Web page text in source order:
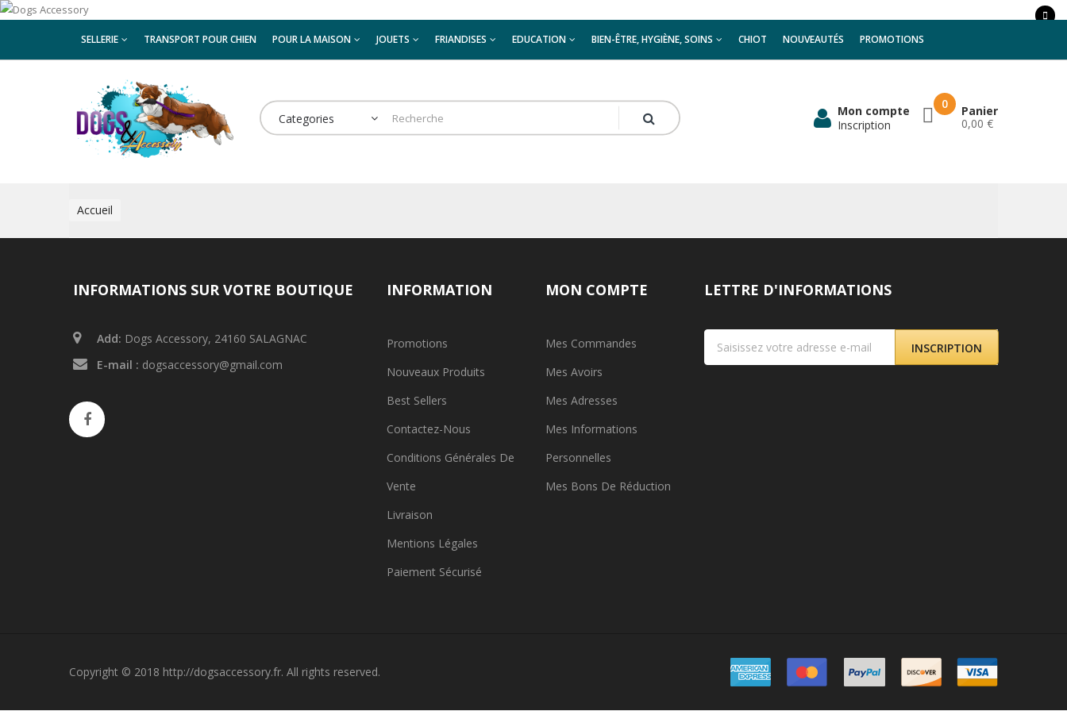
SELLERIE TRANSPORT POUR CHIEN POUR LA MAISON JOUETS FRIANDISES EDUCATION BIEN-ÊTRE, HYGIÈNE, SOINS CHIOT NOUVEAUTÉS PROMOTIONS
ELEVEURS
Categories
0
Panier
0,00 €
Mon compte
Inscription
Accueil
INFORMATIONS SUR VOTRE BOUTIQUE
Add: Dogs Accessory, 24160 SALAGNAC
E-mail : dogsaccessory@gmail.com
INFORMATION
Promotions
Nouveaux Produits
Best Sellers
Contactez-Nous
Conditions Générales De
Vente
Livraison
Mentions Légales
Paiement Sécurisé
MON COMPTE
Mes Commandes
Mes Avoirs
Mes Adresses
Mes Informations
Personnelles
Mes Bons De Réduction
LETTRE D'INFORMATIONS
INSCRIPTION
Copyright © 2018 http://dogsaccessory.fr. All rights reserved.